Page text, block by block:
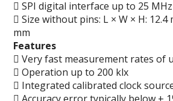
 SPI digital interface up to 25 MHz
 Size without pins: L × W × H: 12.4
mm
Features
 Very fast measurement rates of
 Operation up to 200 klx
 Integrated calibrated clock